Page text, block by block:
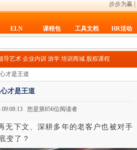
步步为赢
ELN 课程包 工具文档 HR活动
导艺术 企业内训 游学 培训商城 股权课程
才是王道
才是王道
09:08:13 您是第856位阅读者
无下文、深耕多年的老客户也被对手
变了？